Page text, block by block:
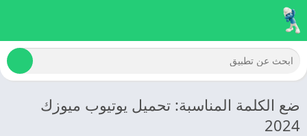
ضع الكلمة المناسبة: تحميل يوتيوب ميوزك
2024